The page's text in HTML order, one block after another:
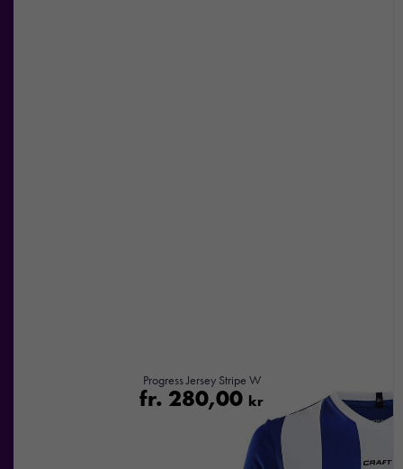
Progress Jersey Stripe W
fr. 280,00 kr